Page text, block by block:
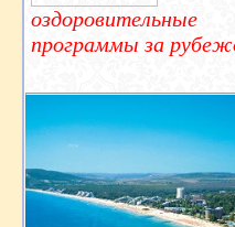
оздоровительные
программы за